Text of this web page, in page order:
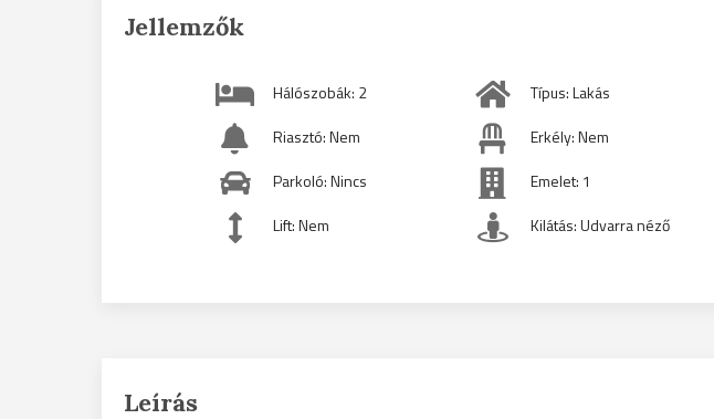
Jellemzők
Hálószobák: 2 Típus: Lakás
Riasztó: Nem
Erkély: Nem
Parkoló: Nincs
Emelet: 1
Lift: Nem
Kilátás: Udvarra néző
Leírás